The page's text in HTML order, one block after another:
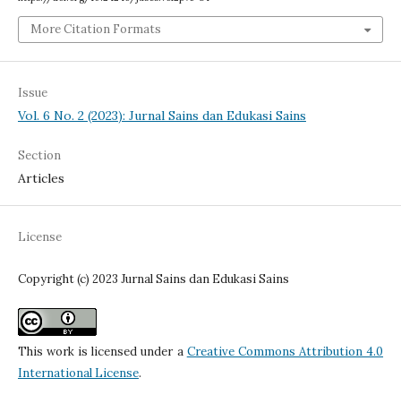
More Citation Formats
Issue
Vol. 6 No. 2 (2023): Jurnal Sains dan Edukasi Sains
Section
Articles
License
Copyright (c) 2023 Jurnal Sains dan Edukasi Sains
This work is licensed under a Creative Commons Attribution 4.0
International License.